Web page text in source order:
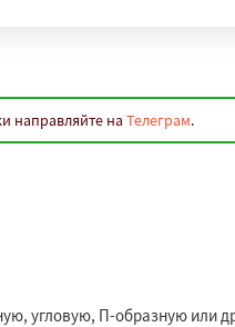
направляйте на Телеграм.
угловую, П-образную или